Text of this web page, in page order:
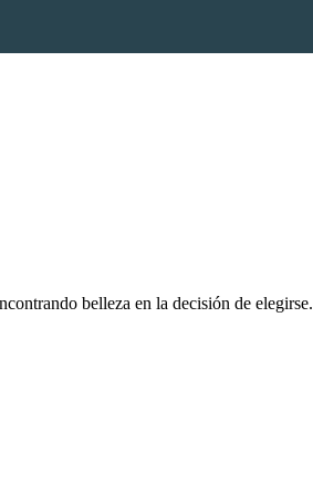
belleza en la decisión de elegirse.